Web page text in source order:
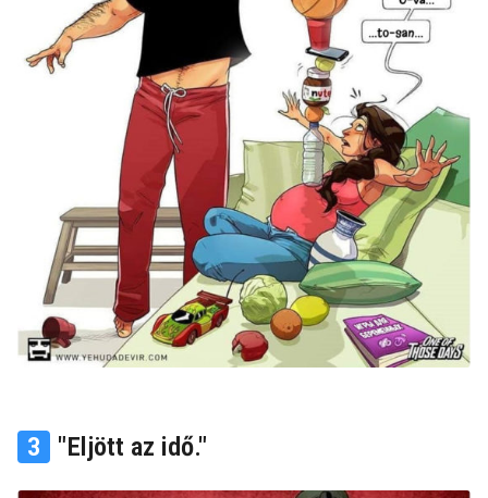
3 "Eljött az idő."